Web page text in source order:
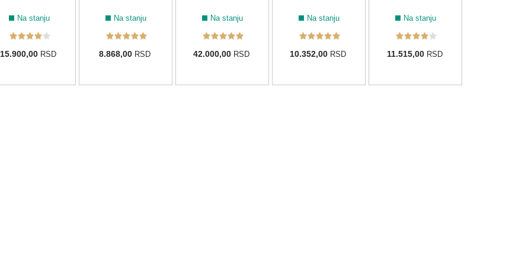
Na stanju
15.900,00 RSD
Na stanju
8.868,00 RSD
Na stanju
42.000,00 RSD
Na stanju
10.352,00 RSD
Na stanju
11.515,00RSD